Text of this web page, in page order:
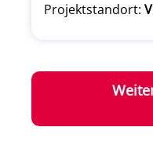
Projektstandort: